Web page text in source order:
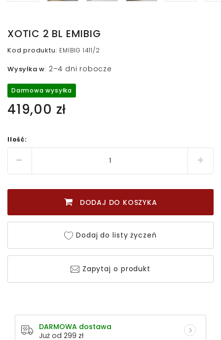
XOTIC 2 BL EMIBIG
Kod produktu: EMIBIG 1411/2
Wysyłka w: 2–4 dni robocze
Darmowa wysyłka
419,00 zł
Ilość:
DODAJ DO KOSZYKA
Dodaj do listy życzeń
Zapytaj o produkt
DARMOWA dostawa
Już od 299 zł